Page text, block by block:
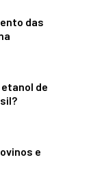
das
de
e